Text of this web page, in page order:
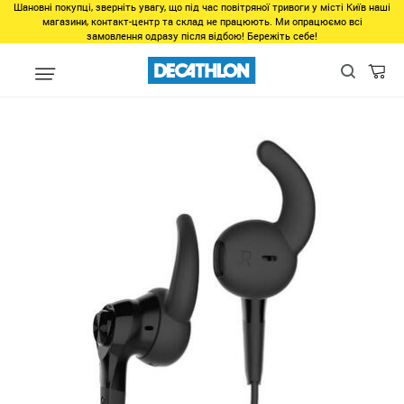
Шановні покупці, зверніть увагу, що під час повітряної тривоги у місті Київ наші
магазини, контакт-центр та склад не працюють. Ми опрацюємо всі
замовлення одразу після відбою! Бережіть себе!
Виды спорта Бег, Cпортивная ходьба Спортивная ходьба